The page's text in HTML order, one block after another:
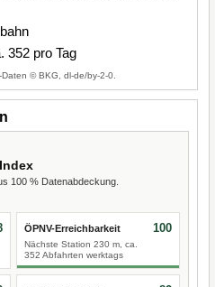
352 pro Tag
Daten © BKG, dl-de/by-2-0.
100 % Datenabdeckung.
ÖPNV-Erreichbarkeit
Nächste Station 230 m, ca.
352 Abfahrten werktags
100